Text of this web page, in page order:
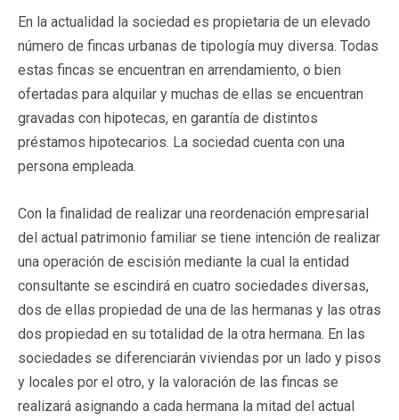
En la actualidad la sociedad es propietaria de un elevado
número de fincas urbanas de tipología muy diversa. Todas
estas fincas se encuentran en arrendamiento, o bien
ofertadas para alquilar y muchas de ellas se encuentran
gravadas con hipotecas, en garantía de distintos
préstamos hipotecarios. La sociedad cuenta con una
persona empleada.
Con la finalidad de realizar una reordenación empresarial
del actual patrimonio familiar se tiene intención de realizar
una operación de escisión mediante la cual la entidad
consultante se escindirá en cuatro sociedades diversas,
dos de ellas propiedad de una de las hermanas y las otras
dos propiedad en su totalidad de la otra hermana. En las
sociedades se diferenciarán viviendas por un lado y pisos
y locales por el otro, y la valoración de las fincas se
realizará asignando a cada hermana la mitad del actual